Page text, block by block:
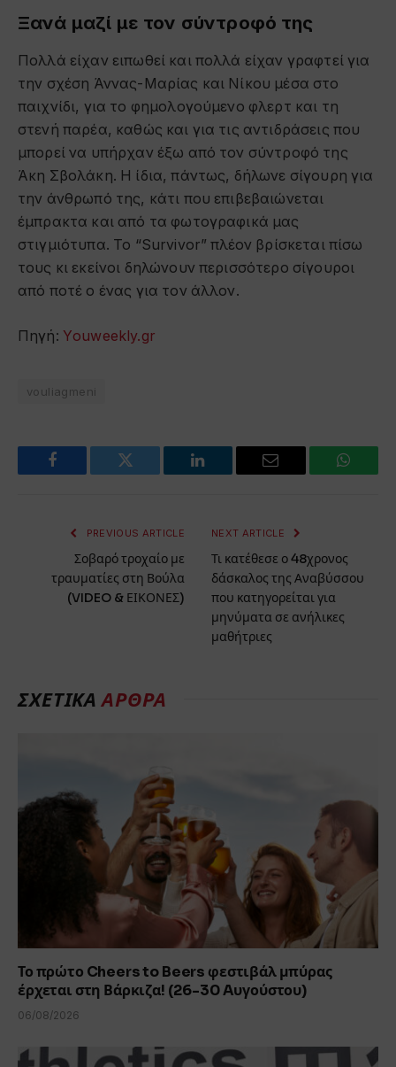
Ξανά μαζί με τον σύντροφό της
Πολλά είχαν ειπωθεί και πολλά είχαν γραφτεί για
την σχέση Άννας-Μαρίας και Νίκου μέσα στο
παιχνίδι, για το φημολογούμενο φλερτ και τη
στενή παρέα, καθώς και για τις αντιδράσεις που
μπορεί να υπήρχαν έξω από τον σύντροφό της
Άκη Σβολάκη. Η ίδια, πάντως, δήλωνε σίγουρη για
την άνθρωπό της, κάτι που επιβεβαιώνεται
έμπρακτα και από τα φωτογραφικά μας
στιγμιότυπα. Το “Survivor” πλέον βρίσκεται πίσω
τους κι εκείνοι δηλώνουν περισσότερο σίγουροι
από ποτέ ο ένας για τον άλλον.
Πηγή: Υouweekly.gr
vouliagmeni
Facebook Twitter LinkedIn Email
PREVIOUS ARTICLE
Σοβαρό τροχαίο με
τραυματίες στη Βούλα
(VIDEO & ΕΙΚΟΝΕΣ)
NEXT ARTICLE
Τι κατέθεσε ο 48χρονος
δάσκαλος της Αναβύσσου
που κατηγορείται για
μηνύματα σε ανήλικες
μαθήτριες
ΣΧΕΤΙΚΑΑΡΘΡΑ
Το πρώτο Cheers to Beers φεστιβάλ μπύρας
έρχεται στη Βάρκιζα! (26-30 Aυγούστου)
06/08/2026